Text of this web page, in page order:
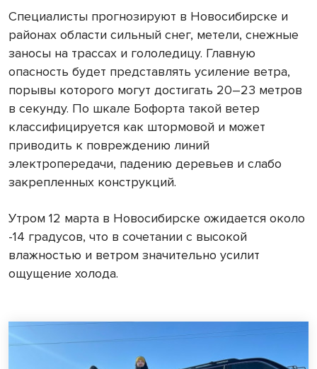
Специалисты прогнозируют в Новосибирске и
районах области сильный снег, метели, снежные
заносы на трассах и гололедицу. Главную
опасность будет представлять усиление ветра,
порывы которого могут достигать 20–23 метров
в секунду. По шкале Бофорта такой ветер
классифицируется как штормовой и может
приводить к повреждению линий
электропередачи, падению деревьев и слабо
закрепленных конструкций.
Утром 12 марта в Новосибирске ожидается около
-14 градусов, что в сочетании с высокой
влажностью и ветром значительно усилит
ощущение холода.